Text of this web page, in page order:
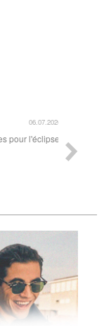
06.07.2026
l'éclipse